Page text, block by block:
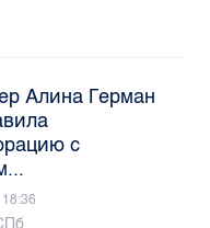
Алина Герман
с